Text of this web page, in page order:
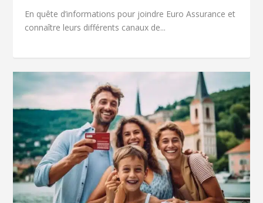
En quête d’informations pour joindre Euro Assurance et
connaître leurs différents canaux de...